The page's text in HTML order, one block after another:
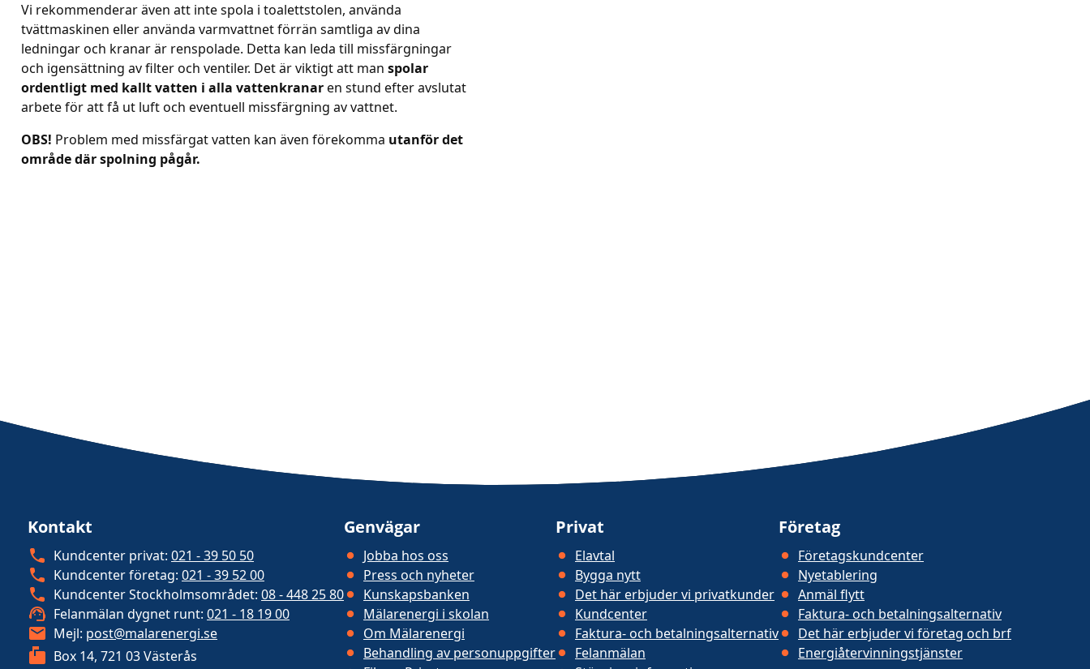
Vi rekommenderar även att inte spola i toalettstolen, använda
tvättmaskinen eller använda varmvattnet förrän samtliga av dina
ledningar och kranar är renspolade. Detta kan leda till missfärgningar
och igensättning av filter och ventiler. Det är viktigt att man spolar
ordentligt med kallt vatten i alla vattenkranaren stund efter avslutat
arbete för att få ut luft och eventuell missfärgning av vattnet.
OBS! Problem med missfärgat vatten kan även förekomma utanför det
område där spolning pågår.
Kontakt
Kundcenter privat: 021 - 39 50 50
Kundcenter företag: 021 - 39 52 00
Kundcenter Stockholmsområdet: 08 - 448 25 80
Felanmälan dygnet runt: 021 - 18 19 00
Mejl: post@malarenergi.se
Box 14, 721 03 Västerås
Genvägar
Jobba hos oss
Press och nyheter
Kunskapsbanken
Mälarenergi i skolan
Om Mälarenergi
Behandling av personuppgifter
Privat
Elavtal
Bygga nytt
Det här erbjuder vi privatkunder
Kundcenter
Faktura- och betalningsalternativ
Felanmälan
Företag
Företagskundcenter
Nyetablering
Anmäl flytt
Faktura- och betalningsalternativ
Det här erbjuder vi företag och brf
Energiåtervinningstjänster